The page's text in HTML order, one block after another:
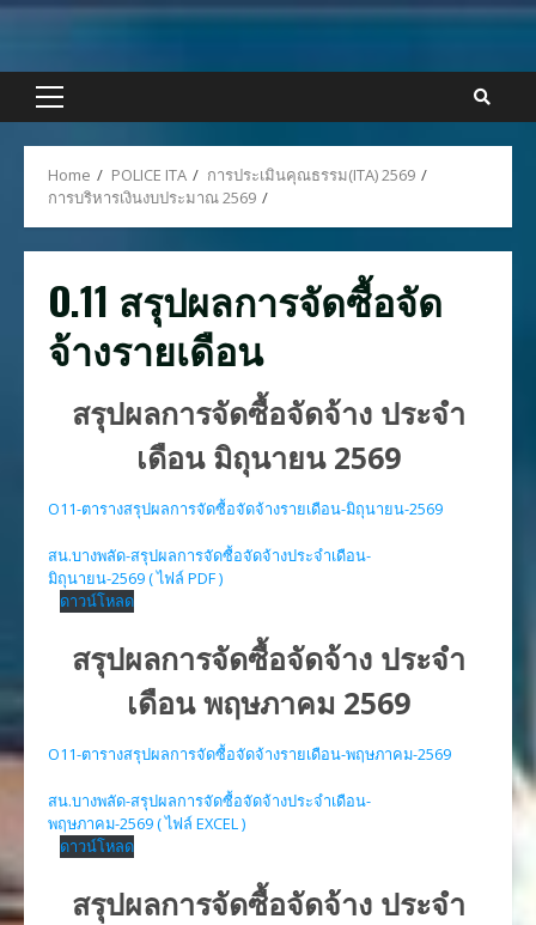
Skip
content
Primary
Home POLICE ITA
การประเมินคุณธรรม(ITA) 2569
การบริหารเงินงบประมาณ 2569
O.11 สรุปผลการจัดซื้อจัด
จ้างรายเดือน
สรุปผลการจัดซื้อจัดจ้าง ประจำ
เดือน มิถุนายน 2569
O11-ตารางสรุปผลการจัดซื้อจัดจ้างรายเดือน-มิถุนายน-2569
สน.บางพลัด-สรุปผลการจัดซื้อจัดจ้างประจำเดือน-
มิถุนายน-2569 ( ไฟล์ PDF )
ดาวน์โหลด
สรุปผลการจัดซื้อจัดจ้าง ประจำ
เดือน พฤษภาคม 2569
O11-ตารางสรุปผลการจัดซื้อจัดจ้างรายเดือน-พฤษภาคม-2569
สน.บางพลัด-สรุปผลการจัดซื้อจัดจ้างประจำเดือน-
พฤษภาคม-2569 ( ไฟล์ EXCEL )
ดาวน์โหลด
สรุปผลการจัดซื้อจัดจ้าง ประจำ